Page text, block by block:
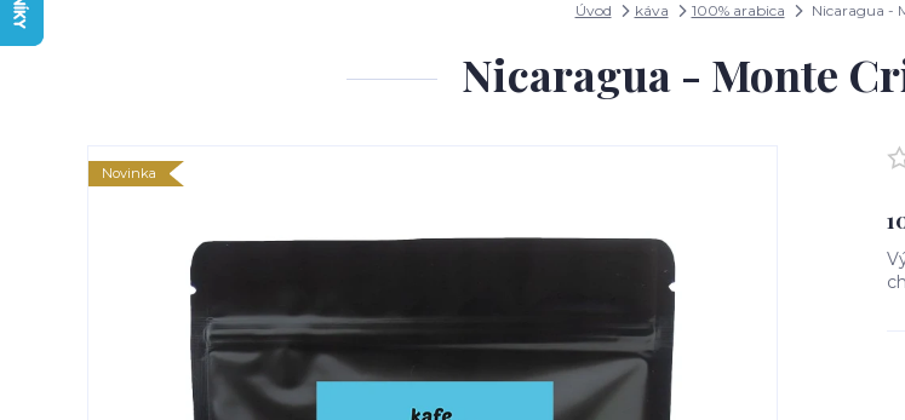
Úvod káva 100% arabica Nicaragua -
Nicaragua - Monte
Novinka